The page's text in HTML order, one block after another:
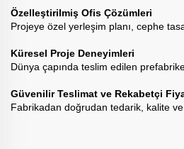
Özelleştirilmiş Ofis Çözümleri
Projeye özel yerleşim planı, cephe
Küresel Proje Deneyimleri
Dünya çapında teslim edilen
Güvenilir Teslimat ve Rekabetçi
Fabrikadan doğrudan tedarik, kalite